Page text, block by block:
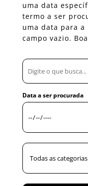
uma data
termo a ser
uma data para a
campo vazio.